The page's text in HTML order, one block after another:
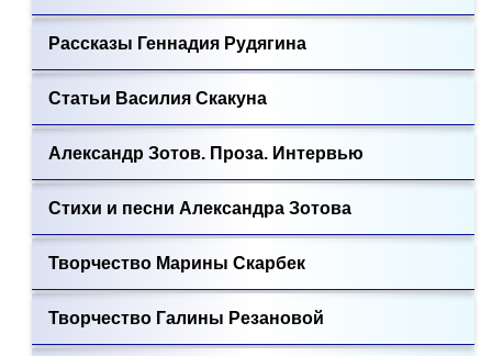
Рассказы Геннадия Рудягина
Статьи Василия Скакуна
Александр Зотов. Проза. Интервью
Стихи и песни Александра Зотова
Творчество Марины Скарбек
Творчество Галины Резановой